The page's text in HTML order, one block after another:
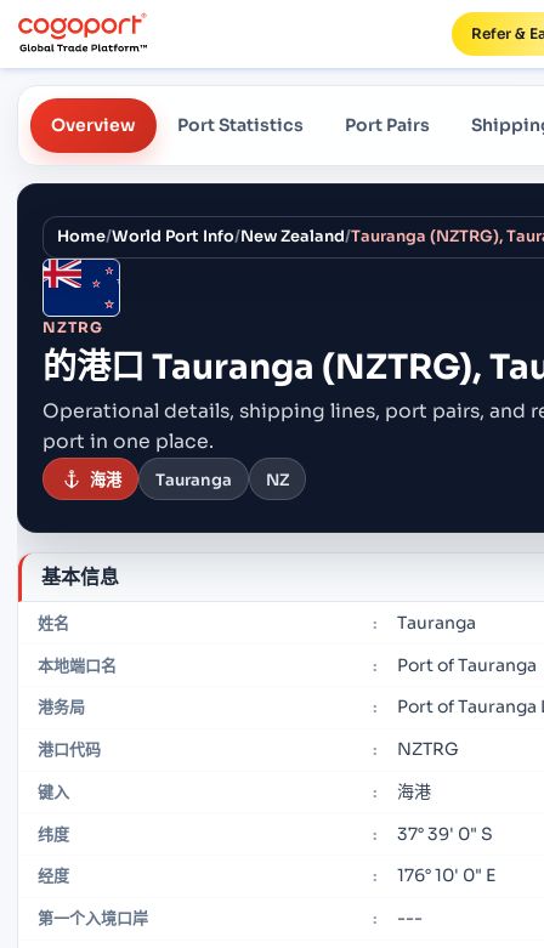
Refer &
Overview Port Statistics Port Pairs
Home/World Port Info/New Zealand/Tauranga (NZTRG),
NZTRG
的港口 Tauranga (NZTRG),
Operational details, shipping lines, port pairs, and
port in one place.
海港 Tauranga NZ
基本信息
姓名 : Tauranga
本地端口名 : Port of Tauranga
港务局 : Port of
港口代码 : NZTRG
键入 : 海港
纬度 : 37° 39' 0" S
经度 : 176° 10' 0" E
第一个入境口岸 : ---